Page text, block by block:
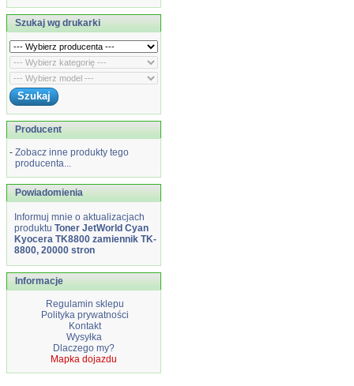
Szukaj wg drukarki
Producent
- Zobacz inne produkty tego
producenta...
Powiadomienia
Informuj mnie o aktualizacjach
produktu Toner JetWorld Cyan
Kyocera TK8800 zamiennik TK-
8800, 20000 stron
Informacje
Regulamin sklepu
Polityka prywatności
Kontakt
Wysyłka
Dlaczego my?
Mapka dojazdu